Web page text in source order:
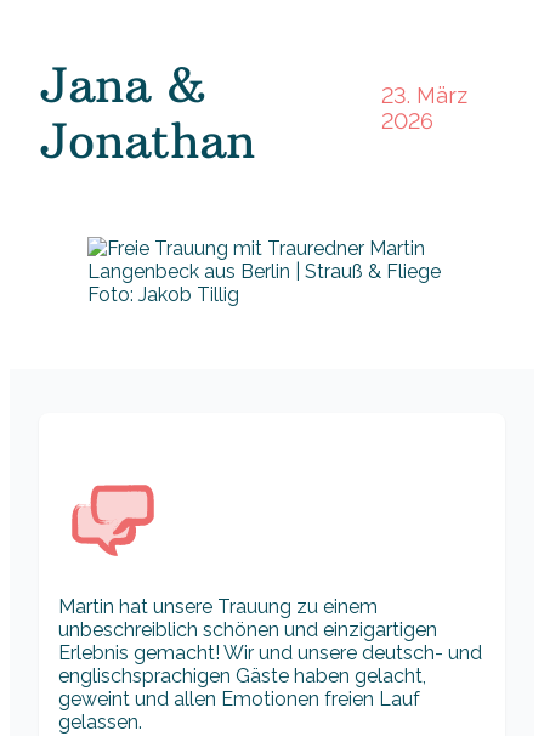
Jana &
Jonathan
23. März
2026
Foto: Jakob Tillig
Martin hat unsere Trauung zu einem
unbeschreiblich schönen und einzigartigen
Erlebnis gemacht! Wir und unsere deutsch- und
englischsprachigen Gäste haben gelacht,
geweint und allen Emotionen freien Lauf
gelassen.